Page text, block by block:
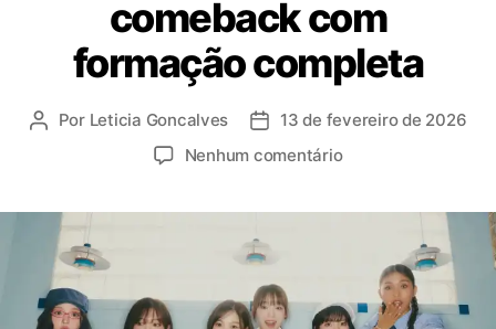
E
A
K
g
o
r
a
s
comeback com
formação completa
A
r
p
o
Por Leticia Goncalves
D
d
e
p
u
b
13 de fevereiro de 2026
Nenhum comentárioe
G
I